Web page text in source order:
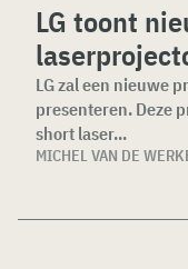
LG toont
LG zal een nieuwe
presenteren. Deze
short laser...
MICHEL VAN DE